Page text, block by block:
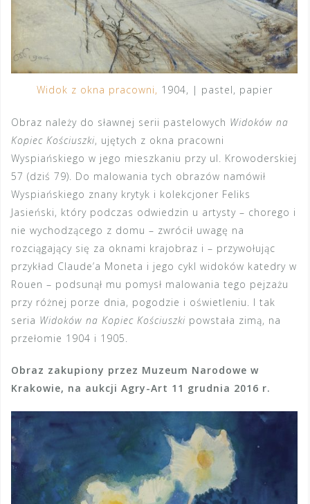
Widok z okna pracowni, 1904, | pastel, papier
Obraz należy do sławnej serii pastelowych Widoków na
Kopiec Kościuszki, ujętych z okna pracowni
Wyspiańskiego w jego mieszkaniu przy ul. Krowoderskiej
57 (dziś 79). Do malowania tych obrazów namówił
Wyspiańskiego znany krytyk i kolekcjoner Feliks
Jasieński, który podczas odwiedzin u artysty – chorego i
nie wychodzącego z domu – zwrócił uwagę na
rozciągający się za oknami krajobraz i – przywołując
przykład Claude’a Moneta i jego cykl widoków katedry w
Rouen – podsunął mu pomysł malowania tego pejzażu
przy różnej porze dnia, pogodzie i oświetleniu. I tak
seria Widoków na Kopiec Kościuszki powstała zimą, na
przełomie 1904 i 1905.
Obraz zakupiony przez Muzeum Narodowe w
Krakowie, na aukcji Agry-Art 11 grudnia 2016 r.